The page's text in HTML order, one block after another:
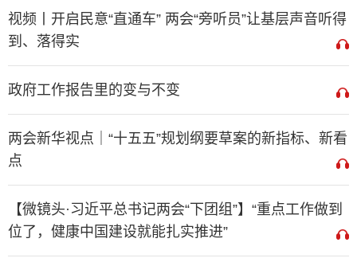
视频丨开启民意“直通车” 两会“旁听员”让基层声音听得
到、落得实
政府工作报告里的变与不变
两会新华视点｜“十五五”规划纲要草案的新指标、新看
点
【微镜头·习近平总书记两会“下团组”】“重点工作做到
位了，健康中国建设就能扎实推进”